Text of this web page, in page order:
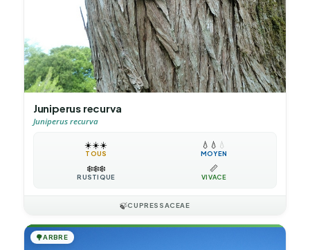
Juniperus recurva
Juniperus recurva
☀️☀️☀️
TOUS
💧 💧 💧
MOYEN
❄️❄️❄️
RUSTIQUE
📏
VIVACE
🍃CUPRESSACEAE
🌳ARBRE